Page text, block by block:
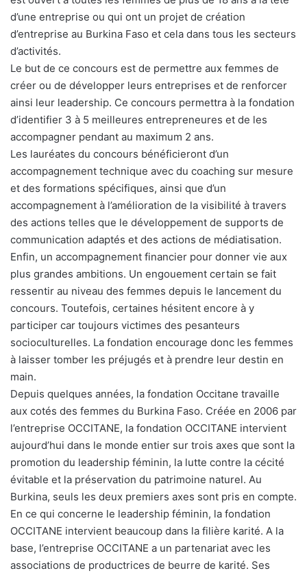
d’une entreprise ou qui ont un projet de création
d’entreprise au Burkina Faso et cela dans tous les secteurs
d’activités.
Le but de ce concours est de permettre aux femmes de
créer ou de développer leurs entreprises et de renforcer
ainsi leur leadership. Ce concours permettra à la fondation
d’identifier 3 à 5 meilleures entrepreneures et de les
accompagner pendant au maximum 2 ans.
Les lauréates du concours bénéficieront d’un
accompagnement technique avec du coaching sur mesure
et des formations spécifiques, ainsi que d’un
accompagnement à l’amélioration de la visibilité à travers
des actions telles que le développement de supports de
communication adaptés et des actions de médiatisation.
Enfin, un accompagnement financier pour donner vie aux
plus grandes ambitions. Un engouement certain se fait
ressentir au niveau des femmes depuis le lancement du
concours. Toutefois, certaines hésitent encore à y
participer car toujours victimes des pesanteurs
socioculturelles. La fondation encourage donc les femmes
à laisser tomber les préjugés et à prendre leur destin en
main.
Depuis quelques années, la fondation Occitane travaille
aux cotés des femmes du Burkina Faso. Créée en 2006 par
l’entreprise OCCITANE, la fondation OCCITANE intervient
aujourd’hui dans le monde entier sur trois axes que sont la
promotion du leadership féminin, la lutte contre la cécité
évitable et la préservation du patrimoine naturel. Au
Burkina, seuls les deux premiers axes sont pris en compte.
En ce qui concerne le leadership féminin, la fondation
OCCITANE intervient beaucoup dans la filière karité. A la
base, l’entreprise OCCITANE a un partenariat avec les
associations de productrices de beurre de karité. Ses